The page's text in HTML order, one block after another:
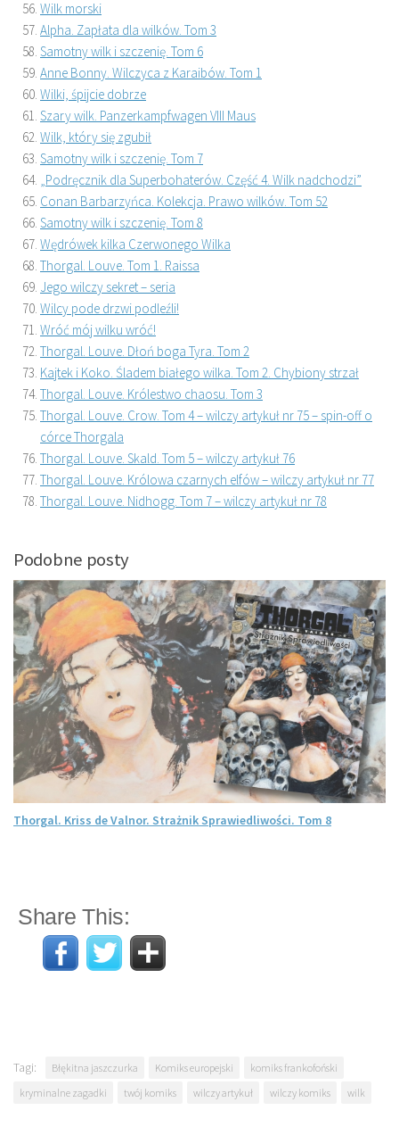
Wilk morski
Alpha. Zapłata dla wilków. Tom 3
Samotny wilk i szczenię. Tom 6
Anne Bonny. Wilczyca z Karaibów. Tom 1
Wilki, śpijcie dobrze
Szary wilk. Panzerkampfwagen VIII Maus
Wilk, który się zgubił
Samotny wilk i szczenię. Tom 7
„Podręcznik dla Superbohaterów. Część 4. Wilk nadchodzi”
Conan Barbarzyńca. Kolekcja. Prawo wilków. Tom 52
Samotny wilk i szczenię. Tom 8
Wędrówek kilka Czerwonego Wilka
Thorgal. Louve. Tom 1. Raissa
Jego wilczy sekret – seria
Wilcy pode drzwi podleźli!
Wróć mój wilku wróć!
Thorgal. Louve. Dłoń boga Tyra. Tom 2
Kajtek i Koko. Śladem białego wilka. Tom 2. Chybiony strzał
Thorgal. Louve. Królestwo chaosu. Tom 3
Thorgal. Louve. Crow. Tom 4 – wilczy artykuł nr 75 – spin-off o
córce Thorgala
Thorgal. Louve. Skald. Tom 5 – wilczy artykuł 76
Thorgal. Louve. Królowa czarnych elfów – wilczy artykuł nr 77
Thorgal. Louve. Nidhogg. Tom 7 – wilczy artykuł nr 78
Podobne posty
Thorgal. Kriss de Valnor. Strażnik Sprawiedliwości. Tom 8
Share This:
Tagi: Błękitna jaszczurka Komiks europejski
komiks frankofoński
kryminalne zagadki
twój komiks wilczy artykuł wilczy komiks wilk